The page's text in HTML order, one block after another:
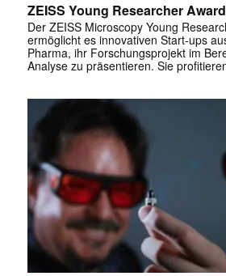
ZEISS Young Researcher
Der ZEISS Microscopy Young
ermöglicht es innovativen Start-ups
Pharma, ihr Forschungsprojekt im
Analyse zu präsentieren. Sie